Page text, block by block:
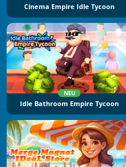
Cinema Empire Idle Tycoon
NEU
Idle Bathroom Empire Tycoon